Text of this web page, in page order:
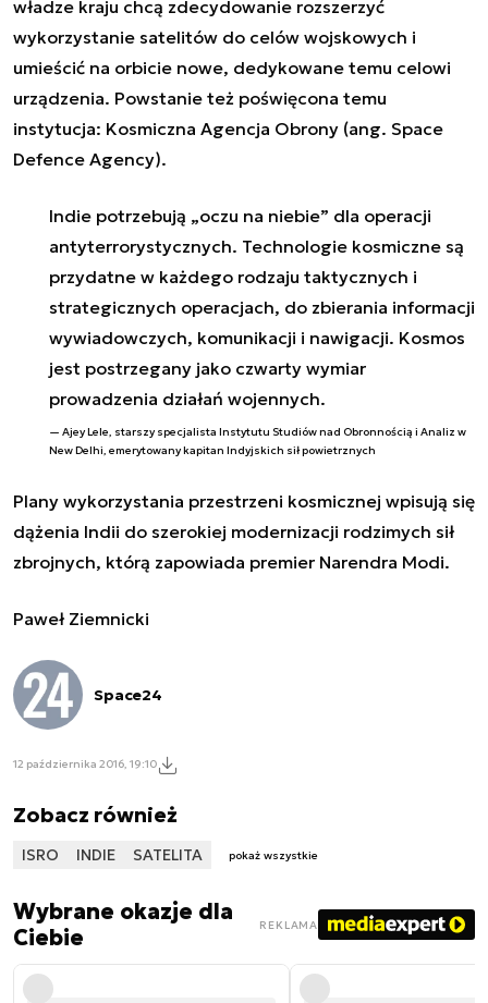
władze kraju chcą zdecydowanie rozszerzyć
wykorzystanie satelitów do celów wojskowych i
umieścić na orbicie nowe, dedykowane temu celowi
urządzenia. Powstanie też poświęcona temu
instytucja: Kosmiczna Agencja Obrony (ang. Space
Defence Agency).
Indie potrzebują „oczu na niebie” dla operacji
antyterrorystycznych. Technologie kosmiczne są
przydatne w każdego rodzaju taktycznych i
strategicznych operacjach, do zbierania informacji
wywiadowczych, komunikacji i nawigacji. Kosmos
jest postrzegany jako czwarty wymiar
prowadzenia działań wojennych.
Ajey Lele, starszy specjalista Instytutu Studiów nad Obronnością i Analiz w
New Delhi, emerytowany kapitan Indyjskich sił powietrznych
Plany wykorzystania przestrzeni kosmicznej wpisują się
dążenia Indii do szerokiej modernizacji rodzimych sił
zbrojnych, którą zapowiada premier Narendra Modi.
Paweł Ziemnicki
Space24
12 października 2016, 19:10
Zobacz również
ISRO INDIE SATELITA pokaż wszystkie
Wybrane okazje dla
Ciebie
REKLAMA